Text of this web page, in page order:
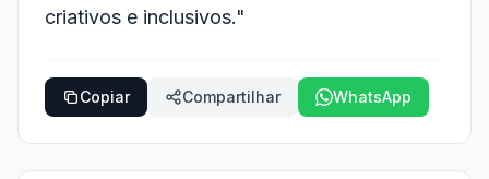
criativos e inclusivos."
Copiar Compartilhar WhatsApp